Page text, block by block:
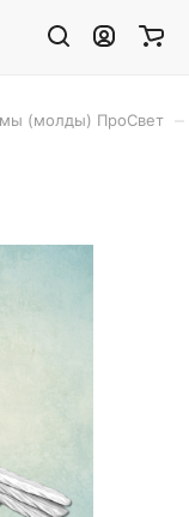
(молды) ПроСвет